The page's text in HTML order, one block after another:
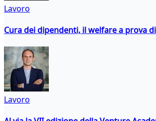
Lavoro
Cura dei dipendenti, il welfare a prova
Lavoro